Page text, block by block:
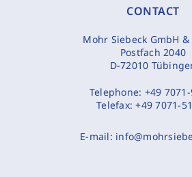
CONTACT
Mohr Siebeck GmbH &
Postfach 2040
D-72010
Telephone: +49
Telefax:+49 7071-
E-mail: